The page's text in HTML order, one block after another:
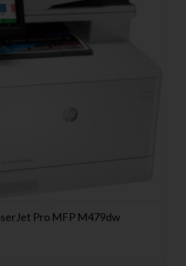
Pro MFP M479dw